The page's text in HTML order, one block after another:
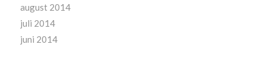
august 2014
juli 2014
juni 2014